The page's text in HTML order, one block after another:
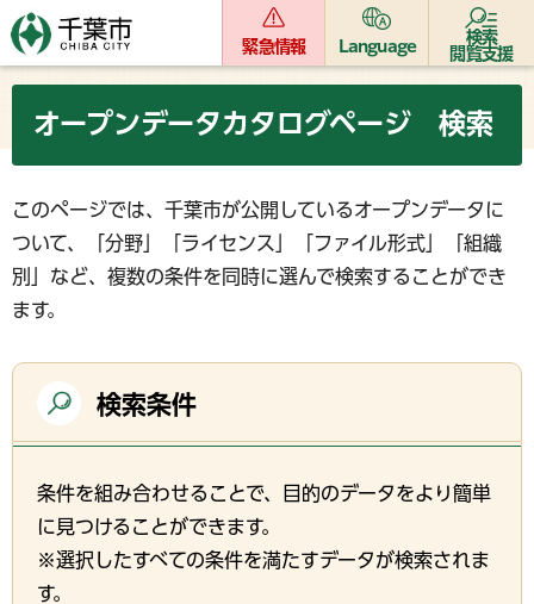
緊急情報 Language
検索
閲覧支援
オープンデータカタログページ 検索
このページでは、千葉市が公開しているオープンデータに
ついて、「分野」「ライセンス」「ファイル形式」「組織
別」など、複数の条件を同時に選んで検索することができ
ます。
検索条件
条件を組み合わせることで、目的のデータをより簡単
に見つけることができます。
※選択したすべての条件を満たすデータが検索されま
す。